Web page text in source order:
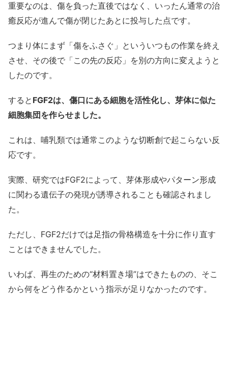
重要なのは、傷を負った直後ではなく、いったん通常の治
癒反応が進んで傷が閉じたあとに投与した点です。
つまり体にまず「傷をふさぐ」といういつもの作業を終え
させ、その後で「この先の反応」を別の方向に変えようと
したのです。
すると FGF2は、傷口にある細胞を活性化し、芽体に似た
細胞集団を作らせました。
これは、哺乳類では通常このような切断創で起こらない反
応です。
実際、研究ではFGF2によって、芽体形成やパターン形成
に関わる遺伝子の発現が誘導されることも確認されまし
た。
ただし、FGF2だけでは足指の骨格構造を十分に作り直す
ことはできませんでした。
いわば、再生のための“材料置き場”はできたものの、そこ
から何をどう作るかという指示が足りなかったのです。